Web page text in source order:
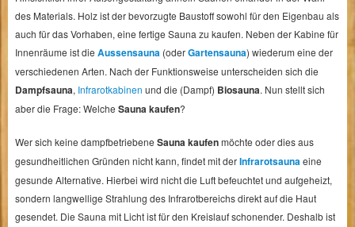
des Materials. Holz ist der bevorzugte Baustoff sowohl für den Eigenbau als
auch für das Vorhaben, eine fertige Sauna zu kaufen. Neben der Kabine für
Innenräume ist die Aussensauna (oderGartensauna) wiederum eine der
verschiedenen Arten. Nach der Funktionsweise unterscheiden sich die
Dampfsauna, Infrarotkabinen und die (Dampf) Biosauna. Nun stellt sich
aber die Frage: Welche Sauna kaufen?
Wer sich keine dampfbetriebene Sauna kaufenmöchte oder dies aus
gesundheitlichen Gründen nicht kann, findet mit derInfrarotsauna eine
gesunde Alternative. Hierbei wird nicht die Luft befeuchtet und aufgeheizt,
sondern langwellige Strahlung des Infrarotbereichs direkt auf die Haut
gesendet. Die Sauna mit Licht ist für den Kreislauf schonender. Deshalb ist